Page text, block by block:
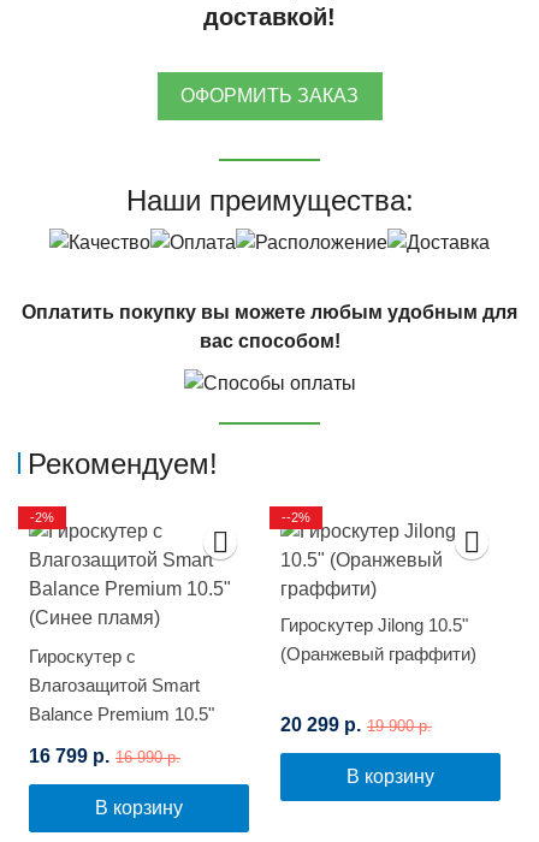
доставкой!
ОФОРМИТЬ ЗАКАЗ
Наши преимущества:
Оплатить покупку вы можете любым удобным для
вас способом!
Рекомендуем!
Гироскутер с
Влагозащитой Smart
Balance Premium 10.5"
16 799 р. 16 990 р.
В корзину
-2%
Гироскутер Jilong 10.5"
(Оранжевый граффити)
20 299 р. 19 900 р.
В корзину
--2%